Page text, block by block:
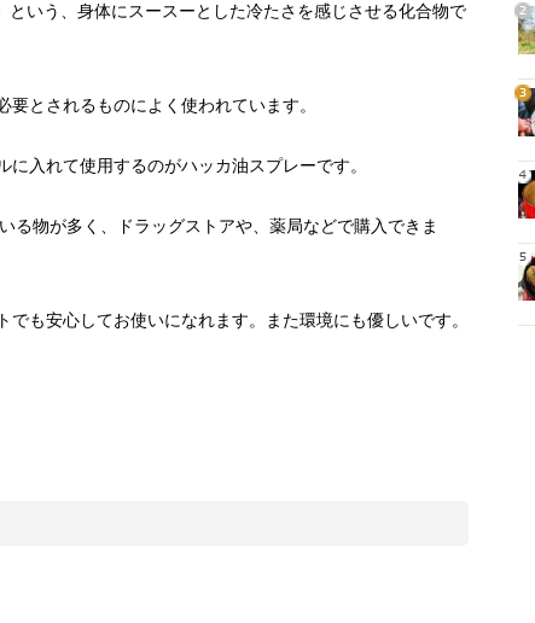
いう、身体にスースーとした冷たさを感じさせる化合物で
とされるものによく使われています。
入れて使用するのがハッカ油スプレーです。
る物が多く、ドラッグストアや、薬局などで購入できま
も安心してお使いになれます。また環境にも優しいです。
2
位
3
位
4
位
5
位